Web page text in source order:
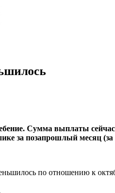
Сумма выплаты
за позапрошлый месяц
по отношению к